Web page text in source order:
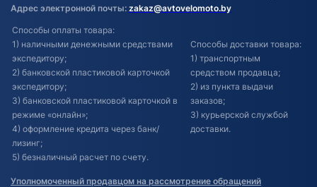
Адрес электронной почты: zakaz@avtovelomoto.by
Способы оплаты товара:
1) наличными денежными средствами
экспедитору;
2) банковской пластиковой карточкой
экспедитору;
3) банковской пластиковой карточкой в
режиме «онлайн»;
4) оформление кредита через банк/
лизинг;
5) безналичный расчет по счету.
Способы доставки товара:
1) транспортным
средством продавца;
2) из пункта выдачи
заказов;
3) курьерской службой
доставки.
Уполномоченный продавцом на рассмотрение обращений